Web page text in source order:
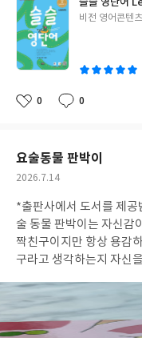
슬슬 영단어
글
비전 영어콘텐
좋
0
댓
0
작
요술동물 판박이
작
일
2026.7.14
*출판사에서 도서를 제공
술 동물 판박이는 자신감
짝친구이지만 항상 용감
구라고 생각하는지 자신
받아 호기심에 붙여보았
토끼로 변한 자신의 모습
도 잘 먹지않지만 토끼풀